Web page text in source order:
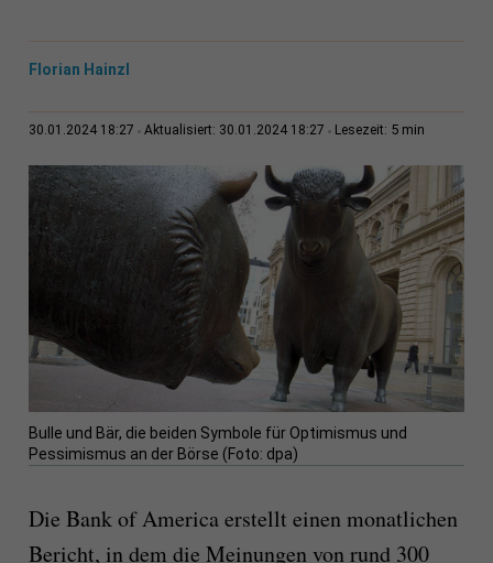
Florian Hainzl
30.01.2024 18:27 Aktualisiert: 30.01.2024 18:27 Lesezeit: 5 min
Bulle und Bär, die beiden Symbole für Optimismus und
Pessimismus an der Börse (Foto: dpa)
Die Bank of America erstellt einen monatlichen
Bericht, in dem die Meinungen von rund 300